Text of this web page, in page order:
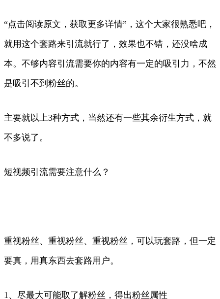
“点击阅读原文，获取更多详情”，这个大家很熟悉吧，
就用这个套路来引流就行了，效果也不错，还没啥成
本。不够内容引流需要你的内容有一定的吸引力，不然
是吸引不到粉丝的。
主要就以上3种方式，当然还有一些其余衍生方式，就
不多说了。
短视频引流需要注意什么？
重视粉丝、重视粉丝、重视粉丝，可以玩套路，但一定
要真，用真东西去套路用户。
1、尽最大可能取了解粉丝，得出粉丝属性